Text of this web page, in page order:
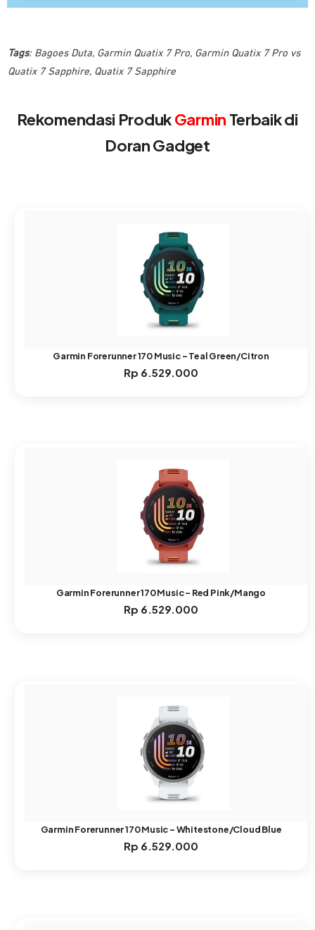
Tags: Bagoes Duta, Garmin Quatix 7 Pro, Garmin Quatix 7 Pro vs
Quatix 7 Sapphire, Quatix 7 Sapphire
Rekomendasi ProdukGarmin Terbaik di
Doran Gadget
Garmin Forerunner 170 Music – Teal Green/Citron
Rp 6.529.000
Garmin Forerunner 170 Music – Red Pink/Mango
Rp 6.529.000
Garmin Forerunner 170 Music – Whitestone/Cloud Blue
Rp 6.529.000